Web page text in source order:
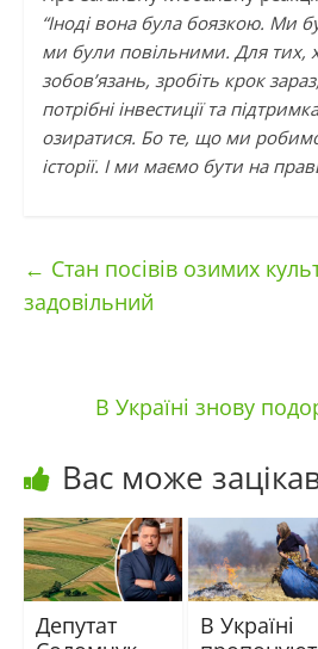
“Іноді вона була боязкою. Ми
ми були повільними. Для тих,
зобов’язань, зробіть крок
потрібні інвестиції та
озиратися. Бо те, що ми робимо
історії. І ми маємо бути на
← Стан посівів озимих
задовільний
В Україні знову
Вас може
Депутат
В Україні